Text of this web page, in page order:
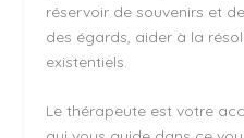
réservoir de souvenirs et
des égards, aider à la
existentiels.
Le thérapeute est votre